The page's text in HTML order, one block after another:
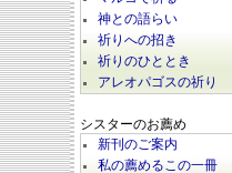
神との語らい
祈りへの招き
祈りのひととき
アレオパゴスの祈り
シスターのお薦め
新刊のご案内
私の薦めるこの一冊